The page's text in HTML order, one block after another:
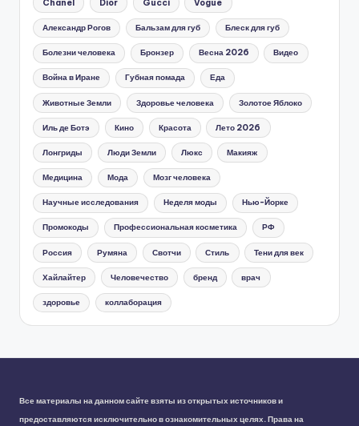
Chanel Dior Gucci Vogue
Александр Рогов Бальзам для губ Блеск для губ
Болезни человека Бронзер Весна 2026 Видео
Война в Иране Губная помада Еда
Животные Земли Здоровье человека Золотое Яблоко
Иль де Ботэ Кино Красота Лето 2026
Лонгриды Люди Земли Люкс Макияж
Медицина Мода Мозг человека
Научные исследования Неделя моды Нью-Йорке
Промокоды Профессиональная косметика РФ
Россия Румяна Свотчи Стиль Тени для век
Хайлайтер Человечество бренд врач
здоровье коллаборация
Все материалы на данном сайте взяты из открытых источников и
предоставляются исключительно в ознакомительных целях. Права на